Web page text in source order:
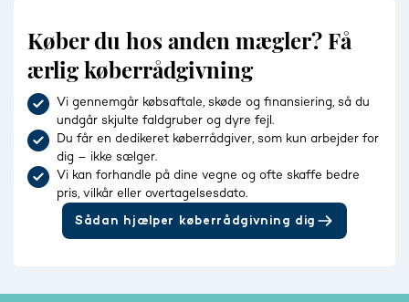
Køber du hos anden mægler? Få
ærlig køberrådgivning
Vi gennemgår købsaftale, skøde og finansiering, så du
undgår skjulte faldgruber og dyre fejl.
Du får en dedikeret køberrådgiver, som kun arbejder for
dig – ikke sælger.
Vi kan forhandle på dine vegne og ofte skaffe bedre
pris, vilkår eller overtagelsesdato.
Sådan hjælper køberrådgivning dig